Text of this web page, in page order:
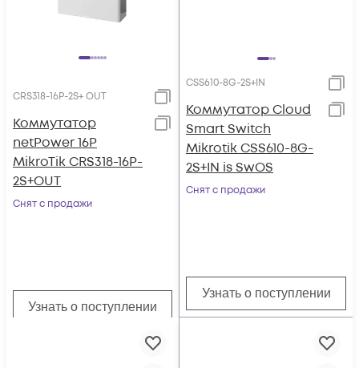
CRS318-16P-2S+ OUT
Коммутатор
netPower 16P
MikroTik CRS318-16P-
2S+OUT
Снят с продажи
Узнать о поступлении
CSS610-8G-2S+IN
Коммутатор Cloud
Smart Switch
Mikrotik CSS610-8G-
2S+IN is SwOS
Снят с продажи
Узнать о поступлении